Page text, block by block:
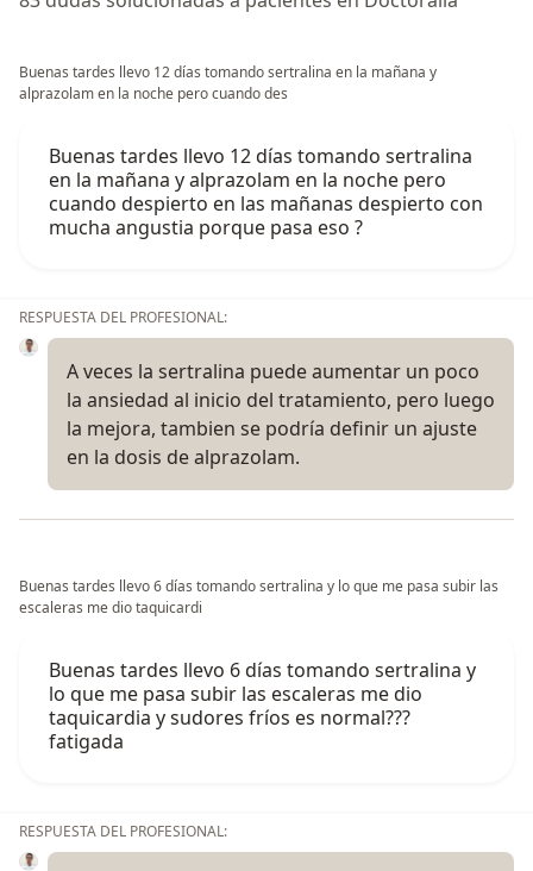
Buenas tardes llevo 12 días tomando sertralina en la mañana y
alprazolam en la noche pero cuando des
Buenas tardes llevo 12 días tomando sertralina
en la mañana y alprazolam en la noche pero
cuando despierto en las mañanas despierto con
mucha angustia porque pasa eso ?
RESPUESTA DEL PROFESIONAL:
A veces la sertralina puede aumentar un poco
la ansiedad al inicio del tratamiento, pero luego
la mejora, tambien se podría definir un ajuste
en la dosis de alprazolam.
Buenas tardes llevo 6 días tomando sertralina y lo que me pasa subir las
escaleras me dio taquicardi
Buenas tardes llevo 6 días tomando sertralina y
lo que me pasa subir las escaleras me dio
taquicardia y sudores fríos es normal???
fatigada
RESPUESTA DEL PROFESIONAL: